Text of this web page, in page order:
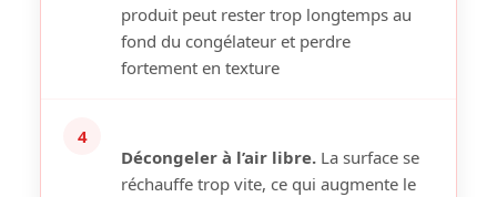
produit peut rester trop longtemps au
fond du congélateur et perdre
fortement en texture
4
Décongeler à l’air libre. La surface se
réchauffe trop vite, ce qui augmente le